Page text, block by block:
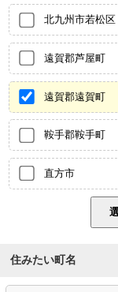
北九州市若松区
遠賀郡芦屋町
遠賀郡遠賀町
鞍手郡鞍手町
直方市
住みたい町名